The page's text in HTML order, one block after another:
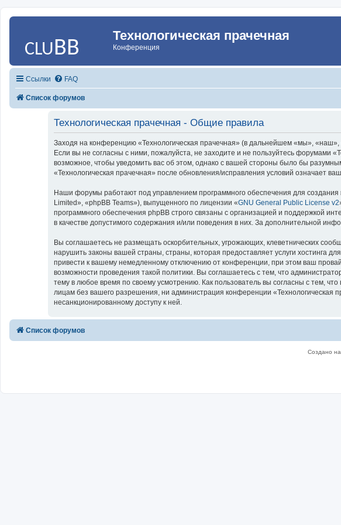
Технологическая прачечная
Конференция
Ссылки FAQ
Список форумов
Технологическая прачечная - Общие правила
Заходя на конференцию «Технологическая прачечная» (в дальнейшем «мы»,
Если вы не согласны с ними, пожалуйста, не заходите и не пользуйтесь форумами
возможное, чтобы уведомить вас об этом, однако с вашей стороны было бы
«Технологическая прачечная» после обновления/исправления условий означает
Наши форумы работают под управлением программного обеспечения для
Limited», «phpBB Teams»), выпущенного по лицензии «GNU General Public License v2
программного обеспечения phpBB строго связаны с организацией и поддержкой
в качестве допустимого содержания и/или поведения в них. За дополнительной
Вы соглашаетесь не размещать оскорбительных, угрожающих, клеветнических
нарушить законы вашей страны, страны, которая предоставляет услуги хостинга
привести к вашему немедленному отключению от конференции, при этом ваш
возможности проведения такой политики. Вы соглашаетесь с тем, что
тему в любое время по своему усмотрению. Как пользователь вы согласны с тем,
лицам без вашего разрешения, ни администрация конференции «Технологическая
несанкционированному доступу к ней.
Список форумов
Создано